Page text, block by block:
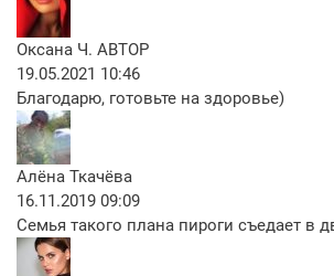
Оксана Ч. АВТОР
19.05.2021 10:46
Благодарю, готовьте на здоровье)
Алёна Ткачёва
16.11.2019 09:09
Семья такого плана пироги съедает в